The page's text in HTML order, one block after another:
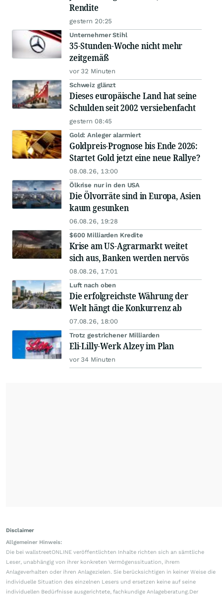
Rendite
gestern 20:25
Unternehmer Stihl
35-Stunden-Woche nicht mehr
zeitgemäß
vor 32 Minuten
Schweiz glänzt
Dieses europäische Land hat seine
Schulden seit 2002 versiebenfacht
gestern 08:45
Gold: Anleger alarmiert
Goldpreis-Prognose bis Ende 2026:
Startet Gold jetzt eine neue Rallye?
08.08.26, 13:00
Ölkrise nur in den USA
Die Ölvorräte sind in Europa, Asien
kaum gesunken
06.08.26, 19:28
$600 Milliarden Kredite
Krise am US-Agrarmarkt weitet
sich aus, Banken werden nervös
08.08.26, 17:01
Luft nach oben
Die erfolgreichste Währung der
Welt hängt die Konkurrenz ab
07.08.26, 18:00
Trotz gestrichener Milliarden
Eli-Lilly-Werk Alzey im Plan
vor 34 Minuten
Disclaimer
Allgemeiner Hinweis:
Die bei wallstreetONLINE veröffentlichten Inhalte richten sich an sämtliche
Leser, unabhängig von ihrer konkreten Vermögenssituation, ihrem
Anlageverhalten oder ihren Anlagezielen. Sie berücksichtigen in keiner Weise die
individuelle Situation des einzelnen Lesers und ersetzen keine auf seine
individuellen Bedürfnisse ausgerichtete, fachkundige Anlageberatung.Der